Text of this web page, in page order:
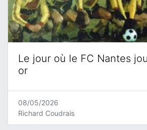
Le jour où le FC Nantes
or
08/05/2026
Richard Coudrais